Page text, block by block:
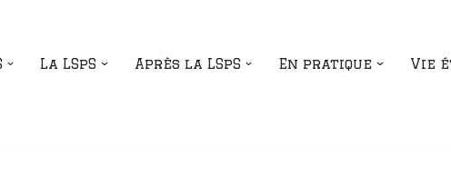
La LSpS Après la LSpS En pratique
Vie